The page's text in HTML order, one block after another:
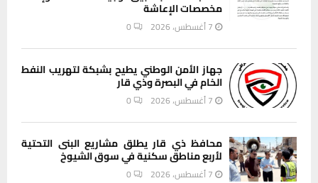
مخصصات الإعاشة
7 أغسطس، 2026 0
جهاز الأمن الوطني يطيح بشبكة لتهريب النفط
الخام في البصرة وذي قار
7 أغسطس، 2026 0
محافظ ذي قار يطلق مشاريع البنى التحتية
لأربع مناطق سكنية في سوق الشيوخ
7 أغسطس، 2026 0